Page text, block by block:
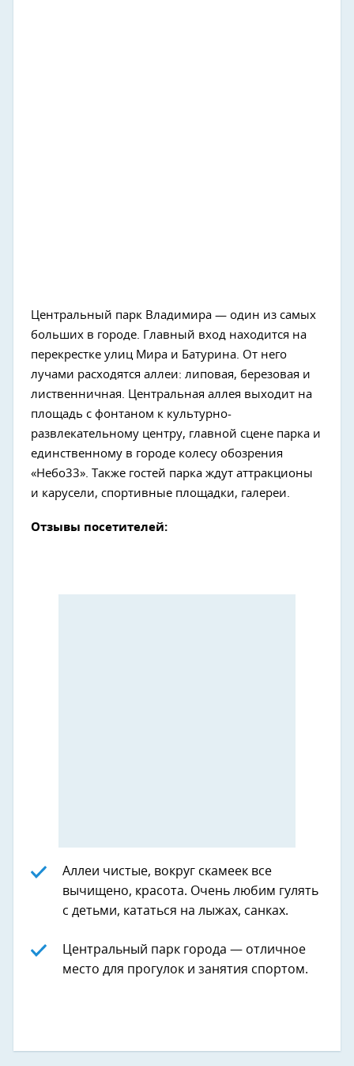
Центральный парк Владимира — один из самых
больших в городе. Главный вход находится на
перекрестке улиц Мира и Батурина. От него
лучами расходятся аллеи: липовая, березовая и
лиственничная. Центральная аллея выходит на
площадь с фонтаном к культурно-
развлекательному центру, главной сцене парка и
единственному в городе колесу обозрения
«Небо33». Также гостей парка ждут аттракционы
и карусели, спортивные площадки, галереи.
Отзывы посетителей:
Аллеи чистые, вокруг скамеек все
вычищено, красота. Очень любим гулять
с детьми, кататься на лыжах, санках.
Центральный парк города — отличное
место для прогулок и занятия спортом.